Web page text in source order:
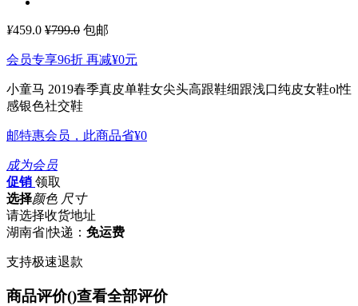
¥459.0 ¥799.0 包邮
会员专享96折 再减¥0元
小童马 2019春季真皮单鞋女尖头高跟鞋细跟浅口纯皮女鞋ol性
感银色社交鞋
邮特惠会员，此商品省¥0
成为会员
促销 领取
选择颜色 尺寸
请选择收货地址
湖南省|快递： 免运费
支持极速退款
商品评价()查看全部评价